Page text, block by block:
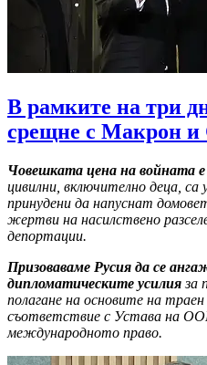
В рамките на три
срещне с Макрон и
Човешката цена на войната
цивилни, включително деца,
принудени да напуснат
жертви на насилствено
депортации.
Призоваваме Русия да се
дипломатическите усилияза
полагане на основите на
съответствие с Устава на
международното право.